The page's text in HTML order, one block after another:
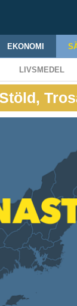
EKONOMI
LIVSMEDEL